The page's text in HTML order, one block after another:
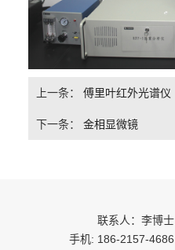
上一条： 傅里叶红外光谱仪
下一条： 金相显微镜
联系人：李博士
手机: 186-2157-4686